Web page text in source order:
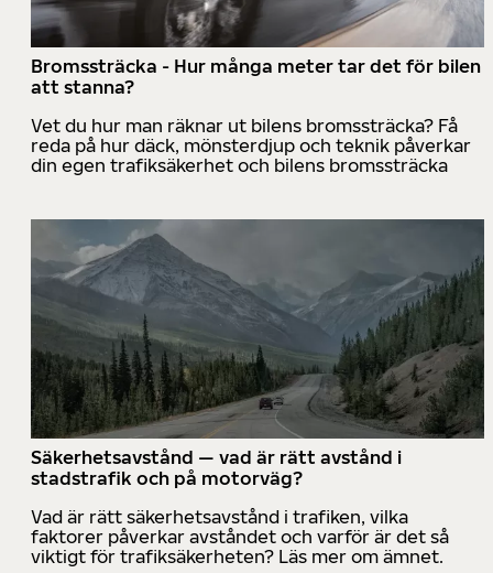
Bromssträcka - Hur många meter tar det för bilen
att stanna?
Vet du hur man räknar ut bilens bromssträcka? Få
reda på hur däck, mönsterdjup och teknik påverkar
din egen trafiksäkerhet och bilens bromssträcka
Säkerhetsavstånd — vad är rätt avstånd i
stadstrafik och på motorväg?
Vad är rätt säkerhetsavstånd i trafiken, vilka
faktorer påverkar avståndet och varför är det så
viktigt för trafiksäkerheten? Läs mer om ämnet.